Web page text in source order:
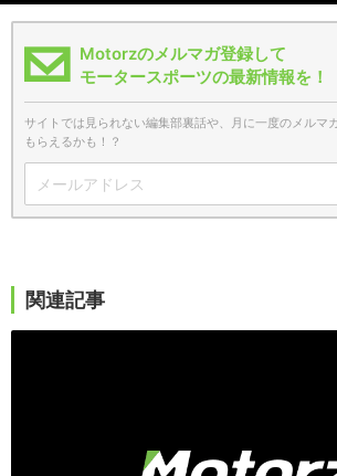
Motorzのメルマガ登録して
モータースポーツの最新情報を！
サイトでは見られない編集部裏話や、月に一度のメルマ
もらえるかも！？
関連記事